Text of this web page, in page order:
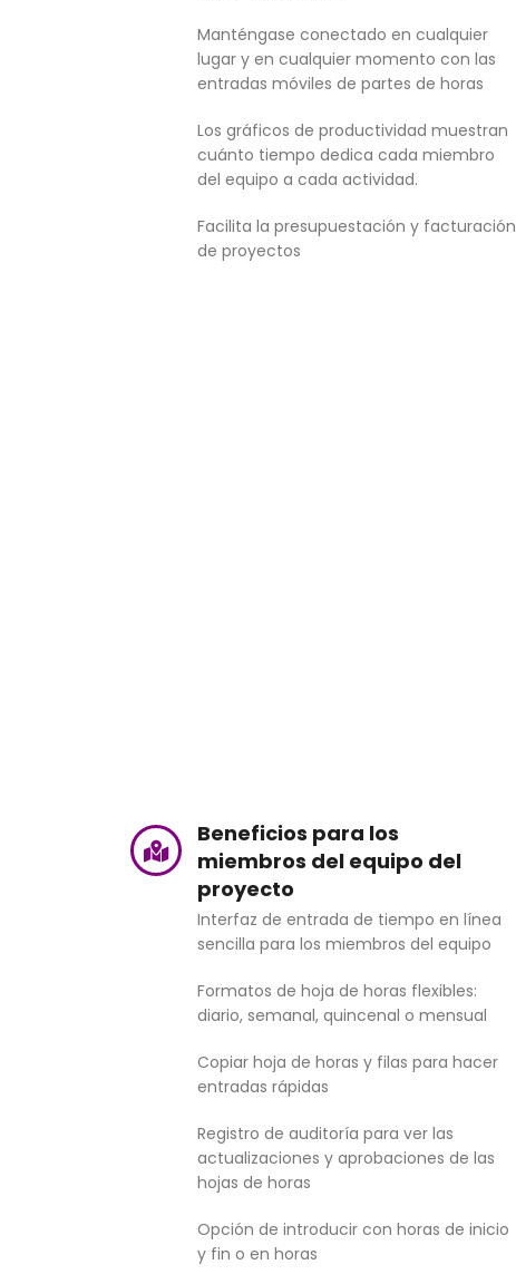
Manténgase conectado en cualquier
lugar y en cualquier momento con las
entradas móviles de partes de horas
Los gráficos de productividad muestran
cuánto tiempo dedica cada miembro
del equipo a cada actividad.
Facilita la presupuestación y facturación
de proyectos
Beneficios para los
miembros del equipo del
proyecto
Interfaz de entrada de tiempo en línea
sencilla para los miembros del equipo
Formatos de hoja de horas flexibles:
diario, semanal, quincenal o mensual
Copiar hoja de horas y filas para hacer
entradas rápidas
Registro de auditoría para ver las
actualizaciones y aprobaciones de las
hojas de horas
Opción de introducir con horas de inicio
y fin o en horas